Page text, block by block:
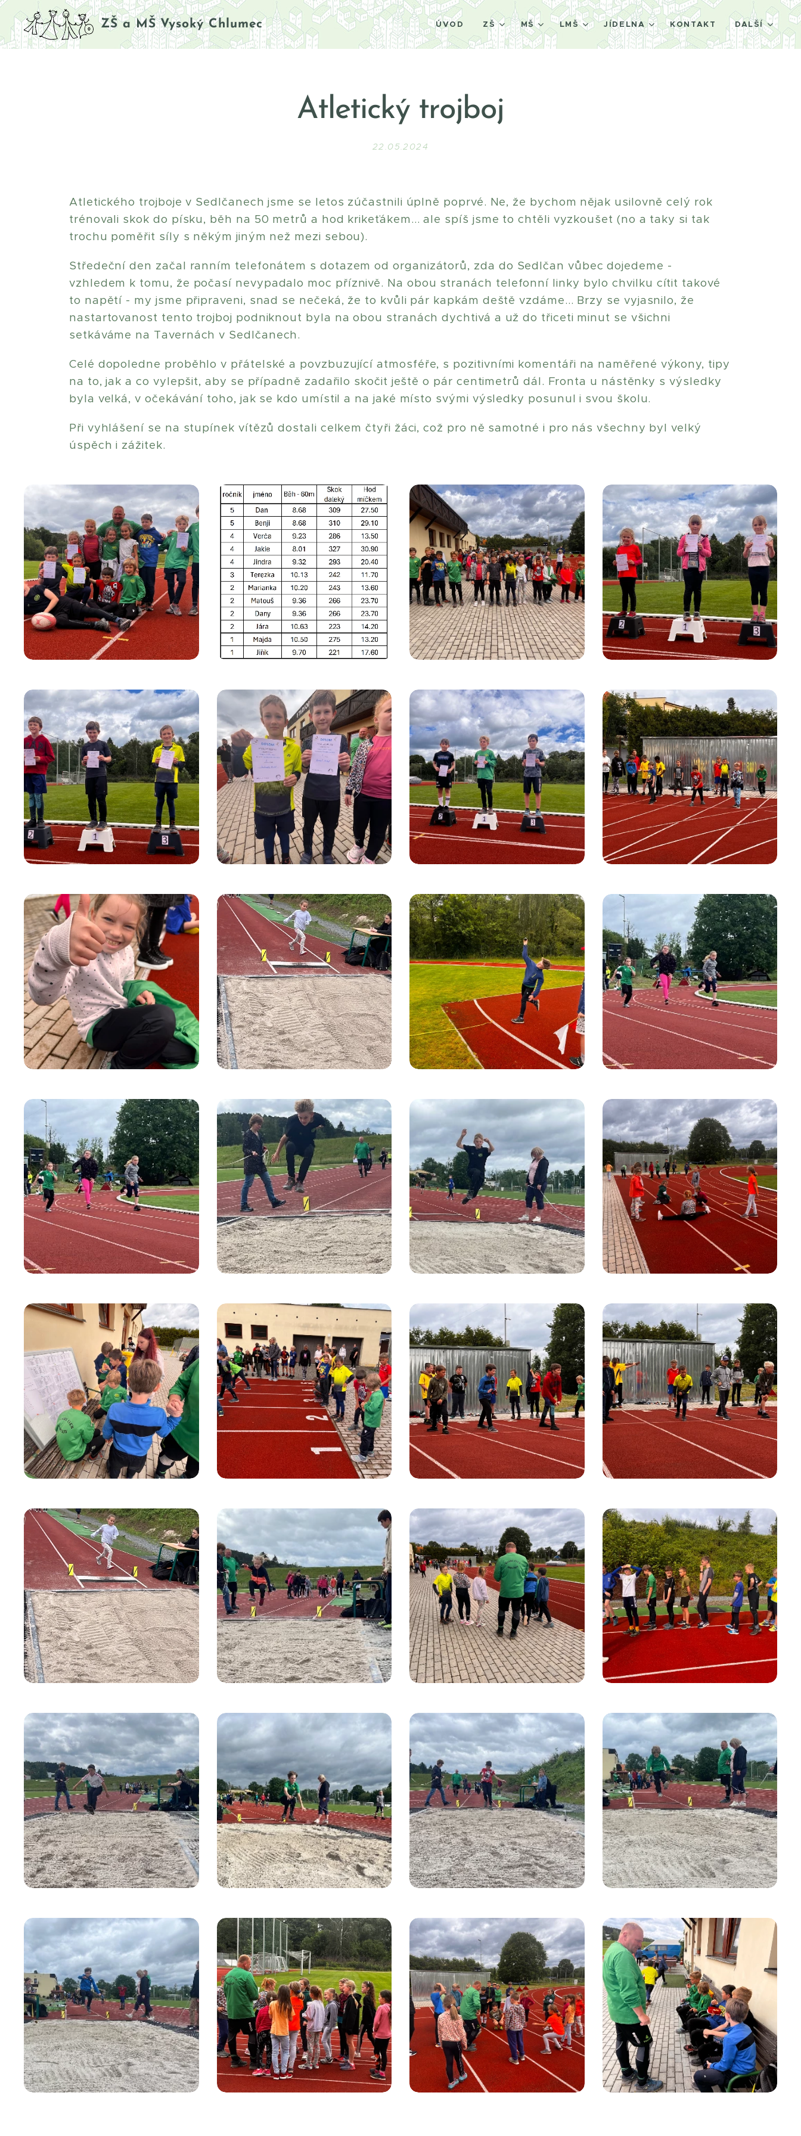
ZŠ a MŠ Vysoký Chlumec ÚVOD ZŠ MŠ LMŠ JÍDELNA KONTAKT DALŠÍ
Atletický trojboj
22.05.2024
Atletického trojboje v Sedlčanech jsme se letos zúčastnili úplně poprvé. Ne, že bychom nějak usilovně celý rok
trénovali skok do písku, běh na 50 metrů a hod krikeťákem... ale spíš jsme to chtěli vyzkoušet (no a taky si tak
trochu poměřit síly s někým jiným než mezi sebou).
Středeční den začal ranním telefonátem s dotazem od organizátorů, zda do Sedlčan vůbec dojedeme -
vzhledem k tomu, že počasí nevypadalo moc příznivě. Na obou stranách telefonní linky bylo chvilku cítit takové
to napětí - my jsme připraveni, snad se nečeká, že to kvůli pár kapkám deště vzdáme... Brzy se vyjasnilo, že
nastartovanost tento trojboj podniknout byla na obou stranách dychtivá a už do třiceti minut se všichni
setkáváme na Tavernách v Sedlčanech.
Celé dopoledne proběhlo v přátelské a povzbuzující atmosféře, s pozitivními komentáři na naměřené výkony, tipy
na to, jak a co vylepšit, aby se případně zadařilo skočit ještě o pár centimetrů dál. Fronta u nástěnky s výsledky
byla velká, v očekávání toho, jak se kdo umístil a na jaké místo svými výsledky posunul i svou školu.
Při vyhlášení se na stupínek vítězů dostali celkem čtyři žáci, což pro ně samotné i pro nás všechny byl velký
úspěch i zážitek.